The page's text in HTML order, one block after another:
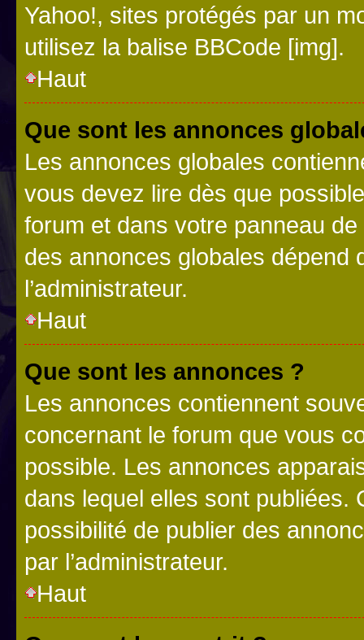
Yahoo!, sites protégés par un
utilisez la balise BBCode [img].
Haut
Que sont les annonces
Les annonces globales
vous devez lire dès que
forum et dans votre panneau
des annonces globales dépend
l’administrateur.
Haut
Que sont les annonces ?
Les annonces contiennent
concernant le forum que vous
possible. Les annonces
dans lequel elles sont publiées.
possibilité de publier des
par l’administrateur.
Haut